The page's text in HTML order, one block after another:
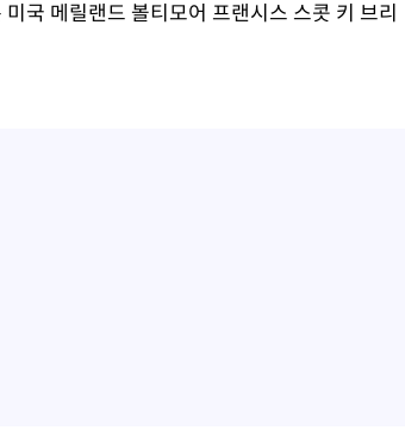
국 메릴랜드 볼티모어 프랜시스 스콧 키 브리